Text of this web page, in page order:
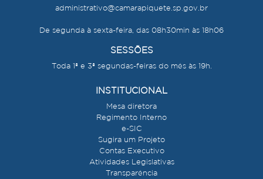
administrativo@camarapiquete.sp.gov.br
De segunda à sexta-feira, das 08h30min às 18h06
SESSÕES
Toda 1ª e 3ª segundas-feiras do mês às 19h.
INSTITUCIONAL
Mesa diretora
Regimento Interno
e-SIC
Sugira um Projeto
Contas Executivo
Atividades Legislativas
Transparência